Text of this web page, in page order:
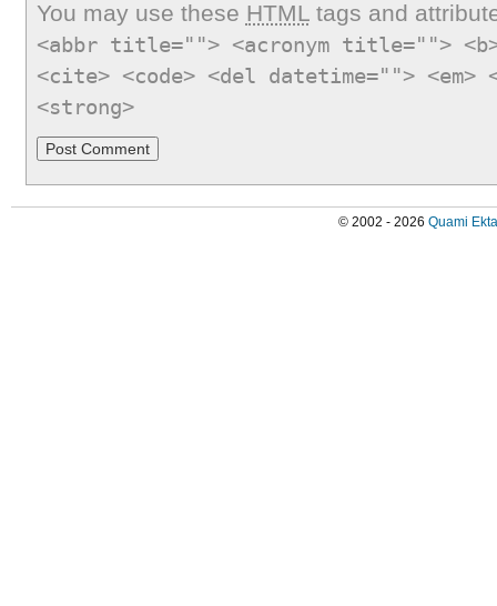
You may use these HTMLtags and
<abbr title=""> <acronym title="">
<cite> <code> <del datetime="">
<strong>
© 2002 - 2026 Quami